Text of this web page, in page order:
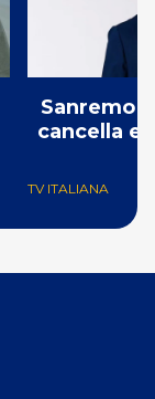
Sanremo
cancella e
TV ITALIANA